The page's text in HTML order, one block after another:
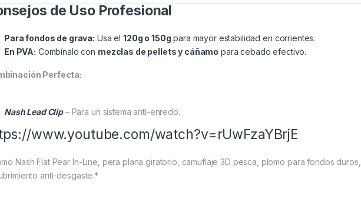
de Uso Profesional
Para fondos de grava: Usa el 120g o 150g para mayor estabilidad en corrientes.
En PVA: Combínalo con mezclas de pellets y cáñamo para cebado efectivo.
Perfecta:
Nash Lead Clip– Para un sistema anti-enredo.
www.youtube.com/watch?v=rUwFzaYBrjE
Nash Flat Pear In-Line, pera plana giratorio, camuflaje 3D pesca, plomo para fondos
anti-desgaste.*